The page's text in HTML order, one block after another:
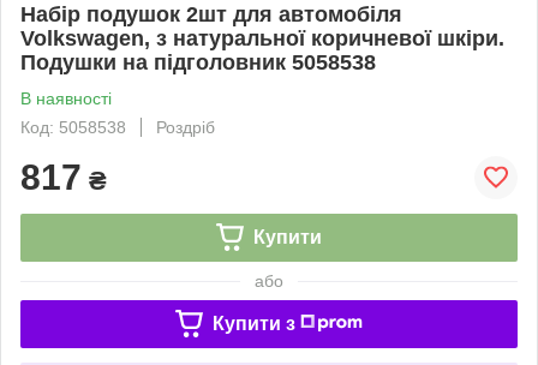
Набір подушок 2шт для автомобіля
Volkswagen, з натуральної коричневої шкіри.
Подушки на підголовник 5058538
В наявності
Код: 5058538
Роздріб
817 ₴
Купити
або
Купити з